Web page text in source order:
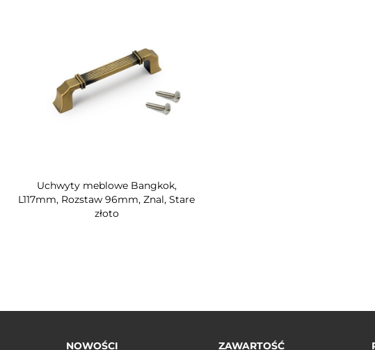
Uchwyty meblowe Bangkok,
L117mm, Rozstaw 96mm, Znal, Stare
złoto
NOWOŚCI ZAWARTOŚĆ